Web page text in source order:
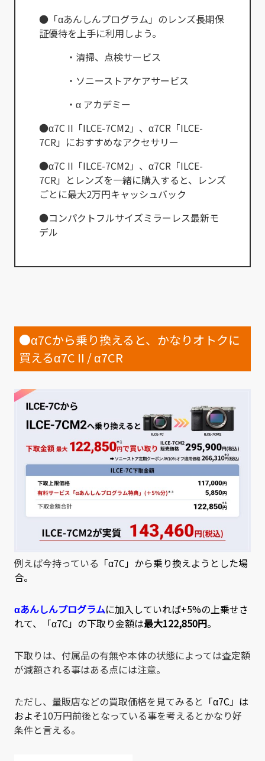
●「αあんしんプログラム」のレンズ長期保
証優待を上手に利用しよう。
・清掃、点検サービス
・ソニーストアケアサービス
・α アカデミー
●α7C II「ILCE-7CM2」、α7CR「ILCE-
7CR」におすすめなアクセサリー
●α7C II「ILCE-7CM2」、α7CR「ILCE-
7CR」とレンズを一緒に購入すると、レンズ
ごとに最大2万円キャッシュバック
●コンパクトフルサイズミラーレス最新モ
デル
●α7Cから乗り換えると、かなりオトクに
買えるα7C II / α7CR
例えば今持っている 「α7C」から乗り換えようとした場
合。
αあんしんプログラムに加入していれば+5%の上乗せさ
れて、「α7C」の下取り金額は最大122,850円。
下取りは、付属品の有無や本体の状態によっては査定額
が減額される事はある点には注意。
ただし、量販店などの買取価格を見てみると 「α7C」は
およそ10万円前後となっている事を考えるとかなり好
条件と言える。